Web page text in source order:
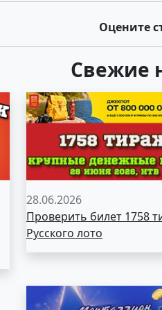
Оцените
Свежие
28.06.2026
Проверить билет 1758
Русского лото